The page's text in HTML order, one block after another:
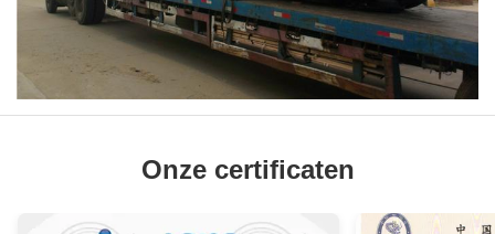
Onze certificaten